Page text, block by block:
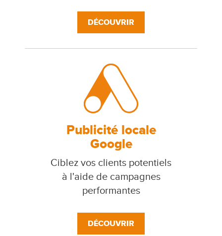
DÉCOUVRIR
Publicité locale
Google
Ciblez vos clients potentiels
à l'aide de campagnes
performantes
DÉCOUVRIR